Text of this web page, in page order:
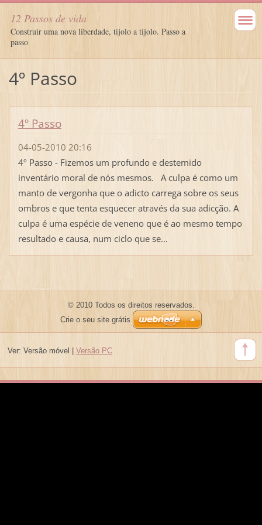
12 Passos de vida
Construir uma nova liberdade, tijolo a tijolo. Passo a
passo
4º Passo
4º Passo
04-05-2010 20:16
4º Passo - Fizemos um profundo e destemido
inventário moral de nós mesmos. A culpa é como um
manto de vergonha que o adicto carrega sobre os seus
ombros e que tenta esquecer através da sua adicção. A
culpa é uma espécie de veneno que é ao mesmo tempo
resultado e causa, num ciclo que se...
© 2010 Todos os direitos reservados.
Crie o seu site grátis
Ver: Versão móvel | Versão PC